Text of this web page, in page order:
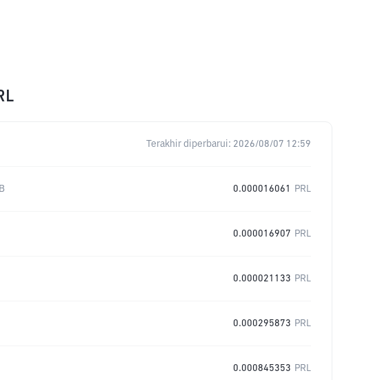
Terakhir diperbarui: 2026/08/07 12:59
0.000016061 PRL
0.000016907 PRL
0.000021133 PRL
0.000295873 PRL
0.000845353 PRL